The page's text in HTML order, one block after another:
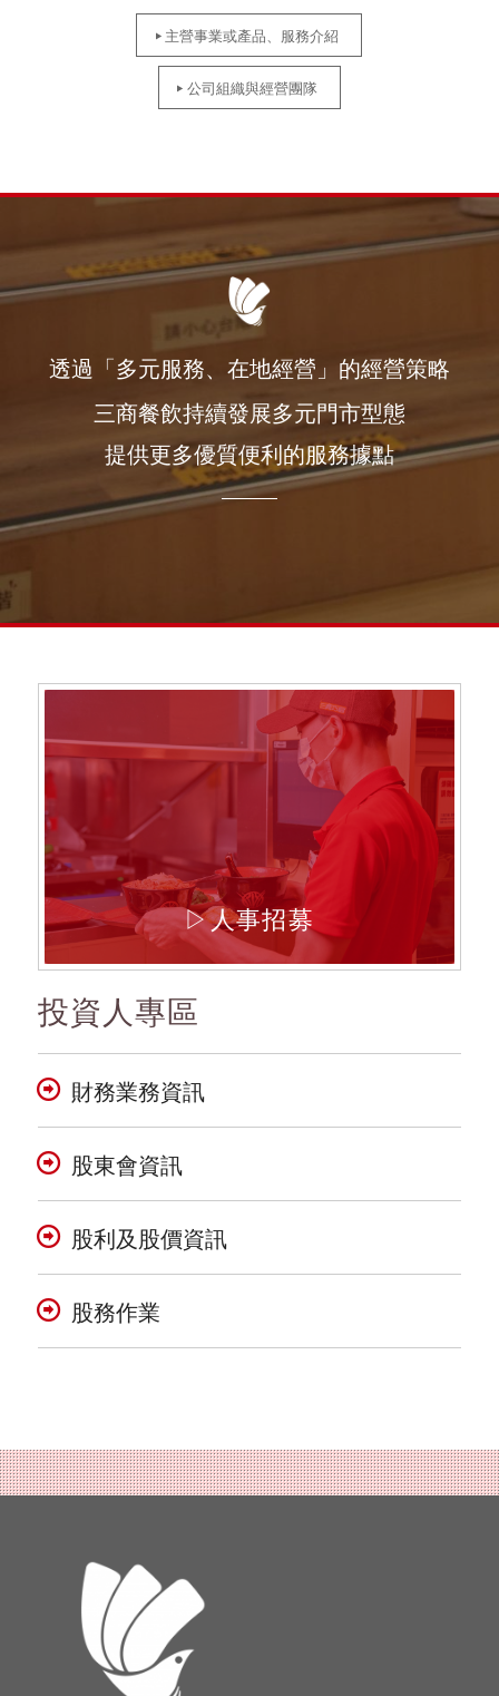
主營事業或產品、服務介紹
公司組織與經營團隊
透過「多元服務、在地經營」的經營策略
三商餐飲持續發展多元門市型態
提供更多優質便利的服務據點
▷人事招募
投資人專區
財務業務資訊
股東會資訊
股利及股價資訊
股務作業